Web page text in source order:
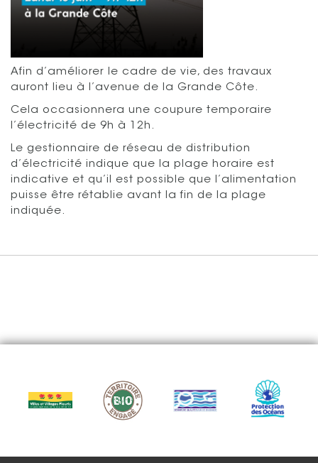
Afin d’améliorer le cadre de vie, des travaux
auront lieu à l’avenue de la Grande Côte.
Cela occasionnera une coupure temporaire
l’électricité de 9h à 12h.
Le gestionnaire de réseau de distribution
d’électricité indique que la plage horaire est
indicative et qu’il est possible que l’alimentation
puisse être rétablie avant la fin de la plage
indiquée.